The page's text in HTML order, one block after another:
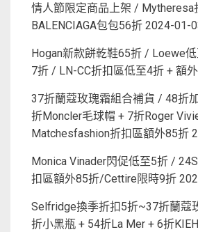
情人節限定商品上架 / Mytheresa
BALENCIAGA包包56折 2024-01-
Hogan新款餅乾鞋65折 / Loewe
7折 / LN-CC折扣區低至4折 + 額
37折蘭蔻玫瑰霜組合補貨 / 48折
折Moncler毛球帽 + 7折Roger
Matchesfashion折扣區額外85折
Monica Vinader閃促低至5折 /
扣區額外85折/Cettire限時9折
Selfridge換季折扣5折~37折蘭蔻
折小黑瓶 + 54折La Mer + 6折